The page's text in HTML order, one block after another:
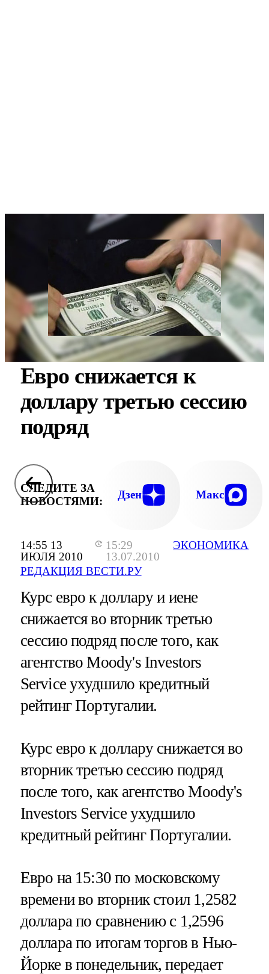
14:55 13
ИЮЛЯ 2010
15:29
13.07.2010
РЕДАКЦИЯ ВЕСТИ.РУ
ЭКОНОМИКА
Евро снижается к
доллару третью сессию
подряд
СЛЕДИТЕ ЗА
НОВОСТЯМИ:
Дзен Макс
Курс евро к доллару и иене
снижается во вторник третью
сессию подряд после того, как
агентство Moody's Investors
Service ухудшило кредитный
рейтинг Португалии.
Курс евро к доллару снижается во
вторник третью сессию подряд
после того, как агентство Moody's
Investors Service ухудшило
кредитный рейтинг Португалии.
Евро на 15:30 по московскому
времени во вторник стоил 1,2582
доллара по сравнению с 1,2596
доллара по итогам торгов в Нью-
Йорке в понедельник, передает